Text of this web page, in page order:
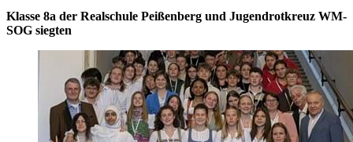
Klasse 8a der Realschule Peißenberg und Jugendrotkreuz WM-
SOG siegten